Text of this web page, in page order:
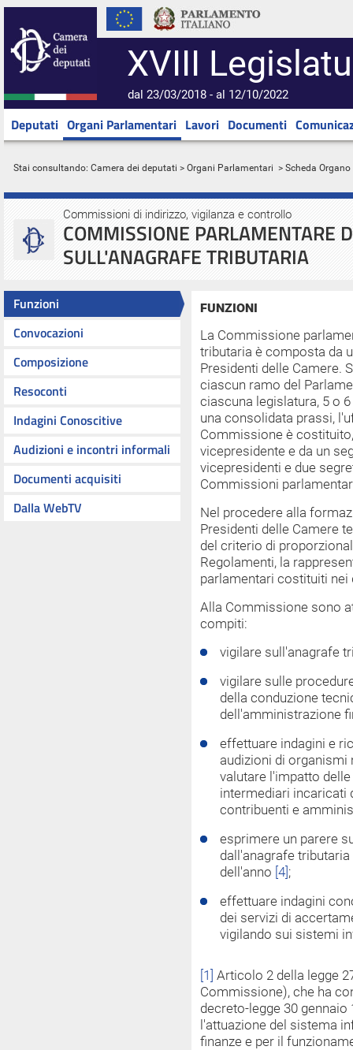
XVIII
dal 23/03/2018 - al 12/10/2022
Deputati Organi Parlamentari Lavori Documenti
Stai consultando: Camera dei deputati > Organi Parlamentari > Scheda Organo
Commissioni di indirizzo, vigilanza e controllo
COMMISSIONE PARLAMENTARE
SULL'ANAGRAFE TRIBUTARIA
Funzioni
Convocazioni
Composizione
Resoconti
Indagini Conoscitive
Audizioni e incontri informali
Documenti acquisiti
Dalla WebTV
FUNZIONI
La Commissione
tributaria è composta da
Presidenti delle Camere.
ciascun ramo del
ciascuna legislatura, 5 o
una consolidata prassi,
Commissione è
vicepresidente e da un
vicepresidenti e due
Commissioni
Nel procedere alla
Presidenti delle Camere
del criterio di
Regolamenti, la
parlamentari costituiti nei
Alla Commissione sono
compiti:
vigilare sull'anagrafe
vigilare sulle
della conduzione
dell'amministrazione
effettuare indagini e
audizioni di organismi
valutare l'impatto
intermediari incaricati
contribuenti e
esprimere un parere
dall'anagrafe
dell'anno [4] ;
effettuare indagini
dei servizi di
vigilando sui sistemi
[1] Articolo 2 della legge
Commissione), che ha
decreto-legge 30 gennaio
l'attuazione del sistema
finanze e per il